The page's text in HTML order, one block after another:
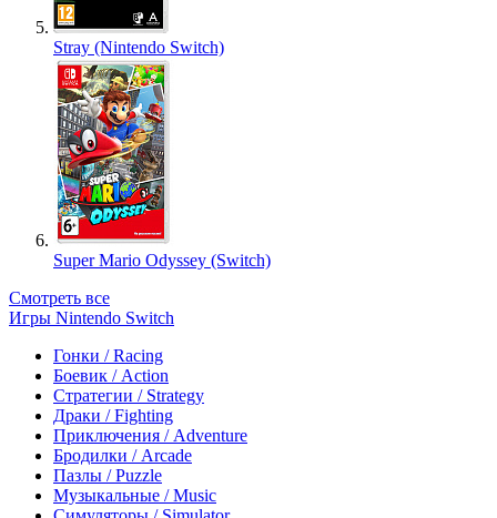
Stray (Nintendo Switch)
Super Mario Odyssey (Switch)
Смотреть все
Игры Nintendo Switch
Гонки / Racing
Боевик / Action
Стратегии / Strategy
Драки / Fighting
Приключения / Adventure
Бродилки / Arcade
Пазлы / Puzzle
Музыкальные / Music